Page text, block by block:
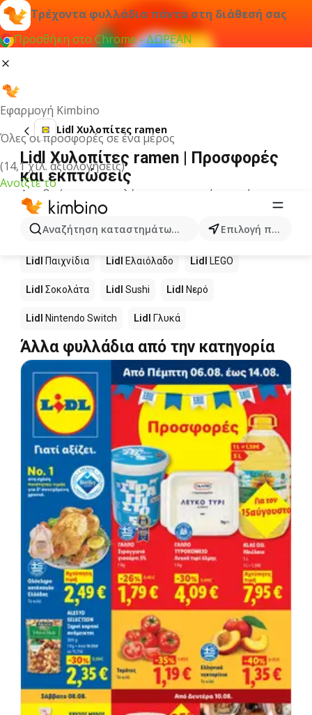
Τρέχοντα φυλλάδια πάντα στη διάθεσή σας
Προσθήκη στο Chrome - ΔΩΡΕΑΝ
Εφαρμογή Kimbino
Όλες οι προσφορές σε ένα μέρος
(14,1 χιλ. αξιολογήσεις)
Ανοίξτε το
Αναζήτηση καταστημάτων, κατηγοριών, προϊόντων...
Επιλογή πόλης
Lidl Χυλοπίτες ramen
Lidl Χυλοπίτες ramen | Προσφορές
και εκπτώσεις
Δεν βρήκαμε αποτελέσματα για αυτόν τον όρο.
Άλλα προϊόντα στα καταστήματα
Lidl
Lidl Παιχνίδια Lidl Ελαιόλαδο Lidl LEGO
Lidl Σοκολάτα Lidl Sushi Lidl Νερό
Lidl Nintendo Switch Lidl Γλυκά
Άλλα φυλλάδια από την κατηγορία